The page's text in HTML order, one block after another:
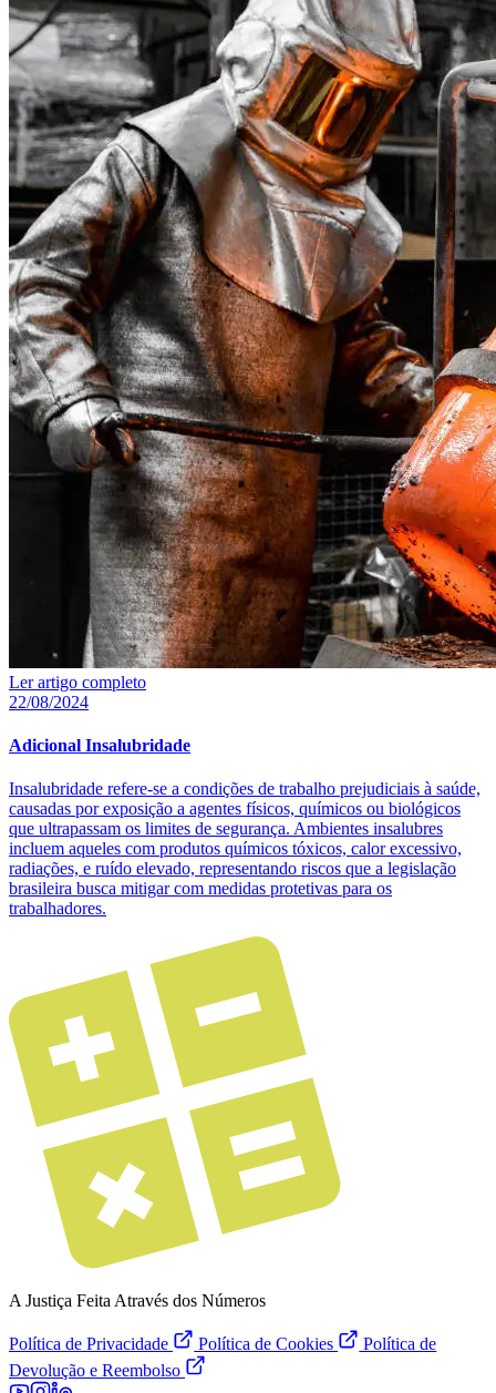
Ler artigo completo
22/08/2024
Adicional Insalubridade
Insalubridade refere-se a condições de trabalho prejudiciais à saúde,
causadas por exposição a agentes físicos, químicos ou biológicos
que ultrapassam os limites de segurança. Ambientes insalubres
incluem aqueles com produtos químicos tóxicos, calor excessivo,
radiações, e ruído elevado, representando riscos que a legislação
brasileira busca mitigar com medidas protetivas para os
trabalhadores.
A Justiça Feita Através dos Números
Política de Privacidade Política de Cookies
Política de
Devolução e Reembolso